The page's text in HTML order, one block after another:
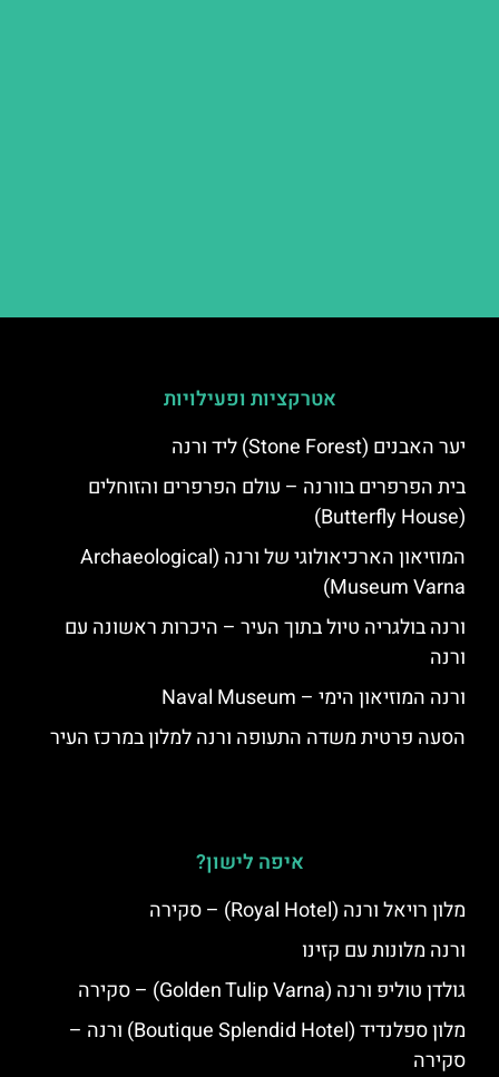
אטרקציות ופעילויות
יער האבנים (Stone Forest) ליד ורנה
בית הפרפרים בוורנה – עולם הפרפרים והזוחלים
(Butterfly House)
המוזיאון הארכיאולוגי של ורנה (Archaeological
Museum Varna)
ורנה בולגריה טיול בתוך העיר – היכרות ראשונה עם
ורנה
ורנה המוזיאון הימי – Naval Museum
הסעה פרטית משדה התעופה ורנה למלון במרכז העיר
איפה לישון?
מלון רויאל ורנה (Royal Hotel) – סקירה
ורנה מלונות עם קזינו
גולדן טוליפ ורנה (Golden Tulip Varna) – סקירה
מלון ספלנדיד (Boutique Splendid Hotel) ורנה –
סקירה